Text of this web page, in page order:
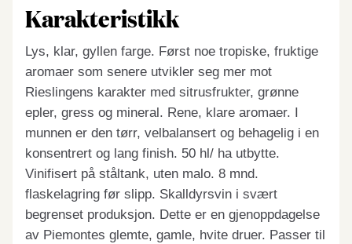
Karakteristikk
Lys, klar, gyllen farge. Først noe tropiske, fruktige
aromaer som senere utvikler seg mer mot
Rieslingens karakter med sitrusfrukter, grønne
epler, gress og mineral. Rene, klare aromaer. I
munnen er den tørr, velbalansert og behagelig i en
konsentrert og lang finish. 50 hl/ ha utbytte.
Vinifisert på ståltank, uten malo. 8 mnd.
flaskelagring før slipp. Skalldyrsvin i svært
begrenset produksjon. Dette er en gjenoppdagelse
av Piemontes glemte, gamle, hvite druer. Passer til